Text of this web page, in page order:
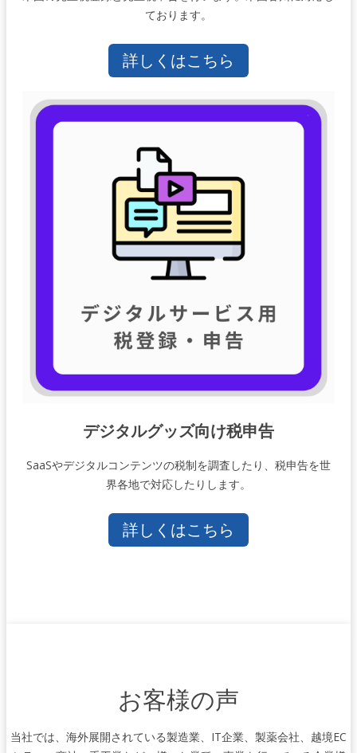
ております。
詳しくはこちら
デジタルグッズ向け税申告
SaaSやデジタルコンテンツの税制を調査したり、税申告を世
界各地で対応したりします。
詳しくはこちら
お客様の声
当社では、海外展開されている製造業、IT企業、製薬会社、越境EC